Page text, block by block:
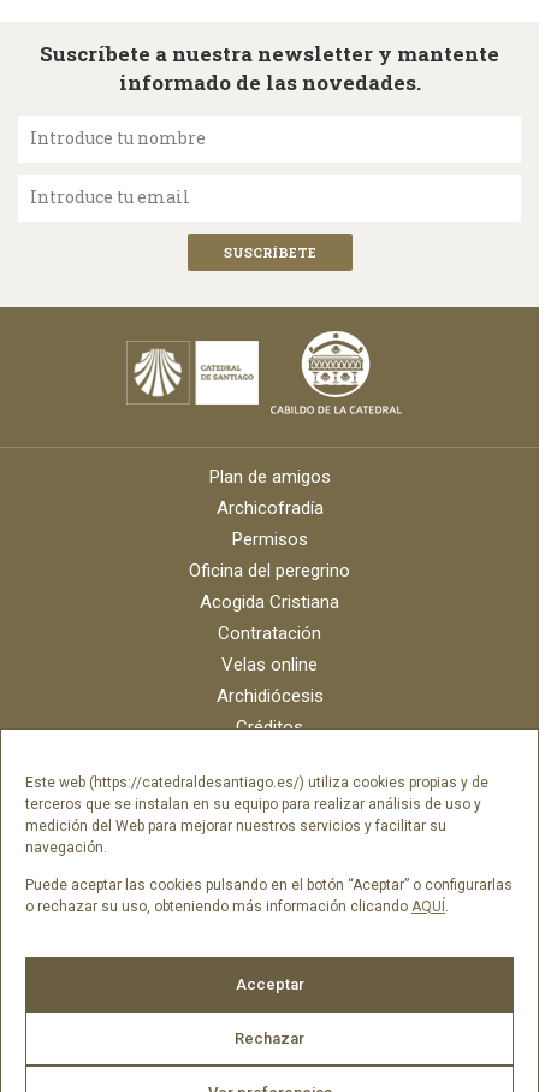
Este web (https://catedraldesantiago.es/) utiliza cookies propias y de
terceros que se instalan en su equipo para realizar análisis de uso y
medición del Web para mejorar nuestros servicios y facilitar su
navegación.
Puede aceptar las cookies pulsando en el botón “Aceptar” o configurarlas
o rechazar su uso, obteniendo más información clicando AQUÍ.
Acceptar
Rechazar
Suscríbete a nuestra newsletter y mantente
informado de las novedades.
Introduce tu nombre
Introduce tu email
Plan de amigos
Archicofradía
Permisos
Oficina del peregrino
Acogida Cristiana
Contratación
Velas online
Archidiócesis
Créditos
Contacto
Portal del empleado SAMI Catedral